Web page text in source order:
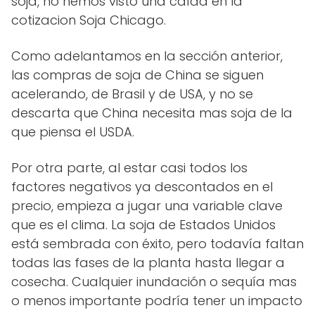
cotizacion Soja Chicago.
Como adelantamos en la sección anterior,
las compras de soja de China se siguen
acelerando, de Brasil y de USA, y no se
descarta que China necesita mas soja de la
que piensa el USDA.
Por otra parte, al estar casi todos los
factores negativos ya descontados en el
precio, empieza a jugar una variable clave
que es el clima. La soja de Estados Unidos
está sembrada con éxito, pero todavía faltan
todas las fases de la planta hasta llegar a
cosecha. Cualquier inundación o sequía mas
o menos importante podría tener un impacto